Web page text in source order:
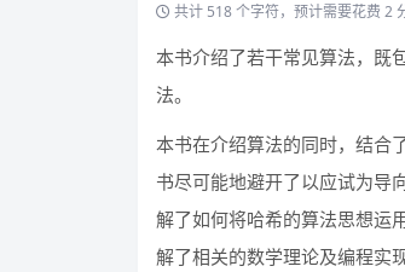
共计 518 个字符，预计需要花费 2
本书介绍了若干常见算法，既
法。
本书在介绍算法的同时，结合
书尽可能地避开了以应试为导
解了如何将哈希的算法思想运
解了相关的数学理论及编程实